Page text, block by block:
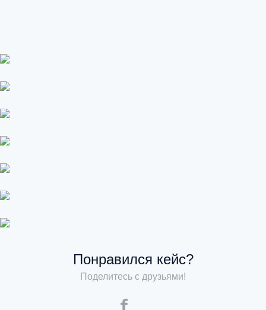
Понравился кейс?
Поделитесь с друзьями!